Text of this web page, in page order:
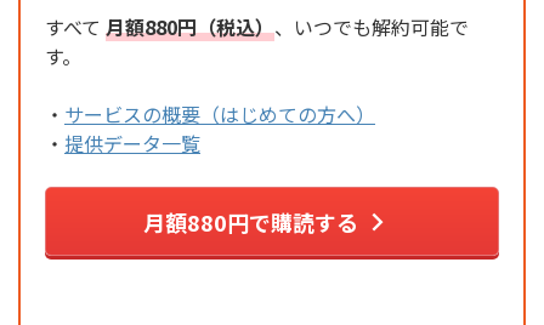
すべて 月額880円（税込）、いつでも解約可能で
す。
・ サービスの概要（はじめての方へ）
・ 提供データ一覧
月額880円で購読する